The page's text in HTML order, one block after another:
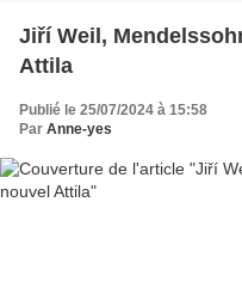
Jiří Weil,
Attila
Publié le 25/07/2024 à 15:58
Par Anne-yes